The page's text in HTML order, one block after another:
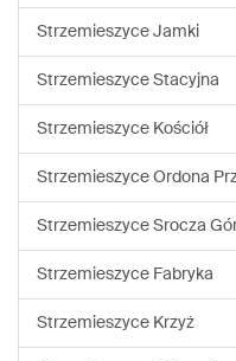
Strzemieszyce Jamki
Strzemieszyce Stacyjna
Strzemieszyce Kościół
Strzemieszyce Ordona
Strzemieszyce Srocza
Strzemieszyce Fabryka
Strzemieszyce Krzyż